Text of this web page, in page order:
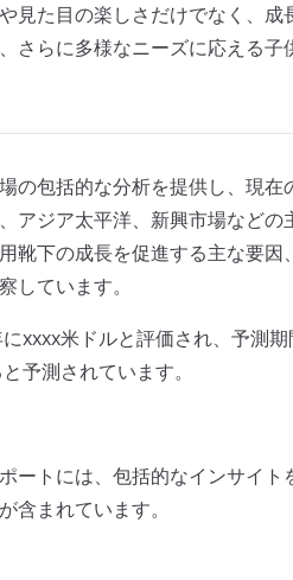
見た目の楽しさだけでなく、
さらに多様なニーズに応える
の包括的な分析を提供し、現
アジア太平洋、新興市場など
靴下の成長を促進する主な要因
しています。
xxxx米ドルと評価され、予測期
予測されています。
ートには、包括的なインサイ
含まれています。